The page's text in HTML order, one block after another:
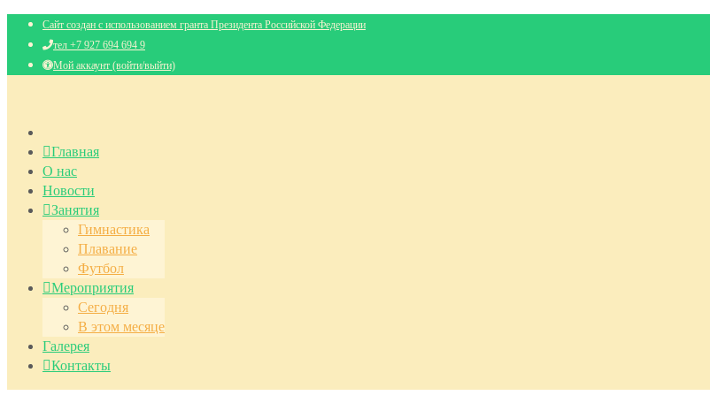
Сайт создан с использованием гранта Президента Российской Федерации
тел +7 927 694 694 9
Мой аккаунт (войти/выйти)
Главная
О нас
Новости
Занятия
Гимнастика
Плавание
Футбол
Мероприятия
Сегодня
В этом месяце
Галерея
Контакты